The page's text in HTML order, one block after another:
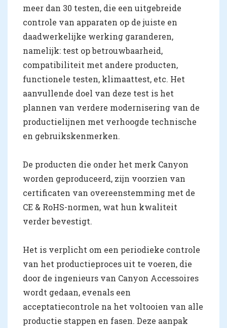
meer dan 30 testen, die een uitgebreide
controle van apparaten op de juiste en
daadwerkelijke werking garanderen,
namelijk: test op betrouwbaarheid,
compatibiliteit met andere producten,
functionele testen, klimaattest, etc. Het
aanvullende doel van deze test is het
plannen van verdere modernisering van de
productielijnen met verhoogde technische
en gebruikskenmerken.
De producten die onder het merk Canyon
worden geproduceerd, zijn voorzien van
certificaten van overeenstemming met de
CE & RoHS-normen, wat hun kwaliteit
verder bevestigt.
Het is verplicht om een periodieke controle
van het productieproces uit te voeren, die
door de ingenieurs van Canyon Accessoires
wordt gedaan, evenals een
acceptatiecontrole na het voltooien van alle
productie stappen en fasen. Deze aanpak